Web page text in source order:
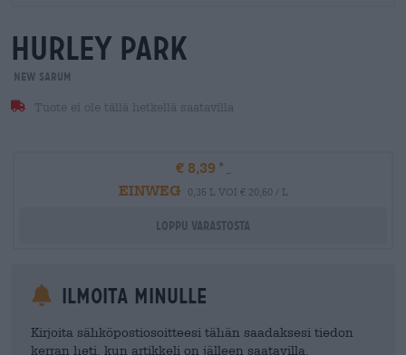
hurley park
New Sarum
Tuote ei ole tällä hetkellä saatavilla
€ 8,39
EINWEG
0,35 L VOI € 20,60 / L
Loppu varastosta
Ilmoita minulle
Kirjoita sähköpostiosoitteesi tähän saadaksesi tiedon
kerran heti, kun artikkeli on jälleen saatavilla.